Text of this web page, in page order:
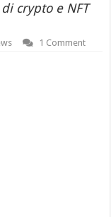
crypto e NFT
1 Comment